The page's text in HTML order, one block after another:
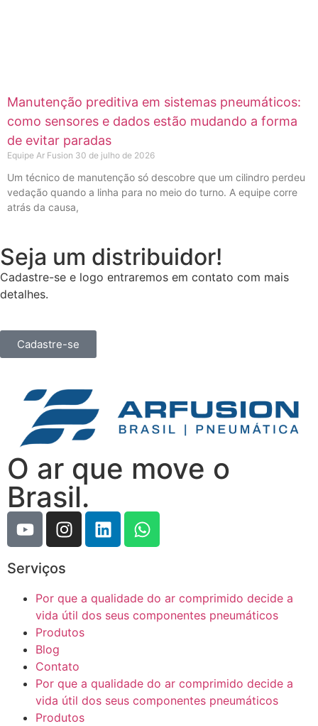
Manutenção preditiva em sistemas pneumáticos:
como sensores e dados estão mudando a forma
de evitar paradas
Equipe Ar Fusion 30 de julho de 2026
Um técnico de manutenção só descobre que um cilindro perdeu
vedação quando a linha para no meio do turno. A equipe corre
atrás da causa,
Seja um distribuidor!
Cadastre-se e logo entraremos em contato com mais
detalhes.
Cadastre-se
O ar que move o
Brasil.
Serviços
Por que a qualidade do ar comprimido decide a
vida útil dos seus componentes pneumáticos
Produtos
Blog
Contato
Por que a qualidade do ar comprimido decide a
vida útil dos seus componentes pneumáticos
Produtos